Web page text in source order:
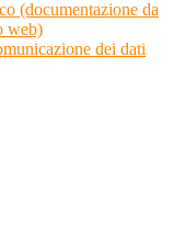
(documentazione da
web)
dei dati